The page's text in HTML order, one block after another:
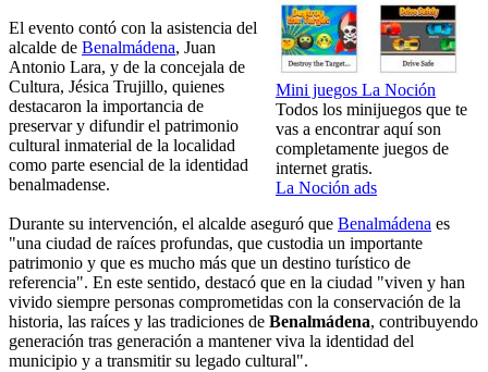
Mini juegos La Noción
Todos los minijuegos que te
vas a encontrar aquí son
completamente juegos de
internet gratis.
La Noción ads
El evento contó con la asistencia del
alcalde de Benalmádena, Juan
Antonio Lara, y de la concejala de
Cultura, Jésica Trujillo, quienes
destacaron la importancia de
preservar y difundir el patrimonio
cultural inmaterial de la localidad
como parte esencial de la identidad
benalmadense.
Durante su intervención, el alcalde aseguró que Benalmádena es
"una ciudad de raíces profundas, que custodia un importante
patrimonio y que es mucho más que un destino turístico de
referencia". En este sentido, destacó que en la ciudad "viven y han
vivido siempre personas comprometidas con la conservación de la
historia, las raíces y las tradiciones de Benalmádena, contribuyendo
generación tras generación a mantener viva la identidad del
municipio y a transmitir su legado cultural".